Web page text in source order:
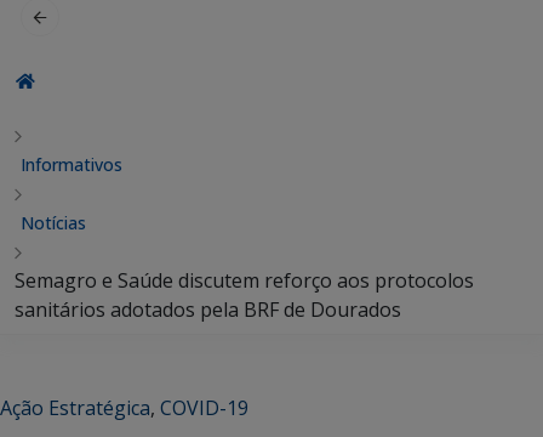
Informativos
Notícias
Semagro e Saúde discutem reforço aos protocolos
sanitários adotados pela BRF de Dourados
Ação Estratégica, COVID-19